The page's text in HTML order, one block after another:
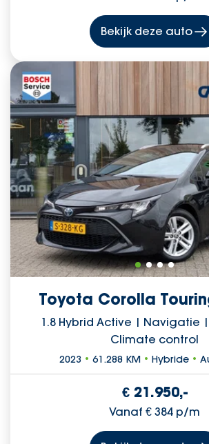
Bekijk deze auto
Toyota Corolla
1.8 Hybrid Active | Navigatie
Climate control
2023 • 61.288 KM• Hybride•
€ 21.950,-
Vanaf € 384 p/m